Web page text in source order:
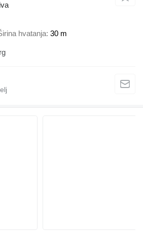
hvatanja 30 m